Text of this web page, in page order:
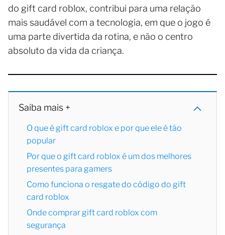
do gift card roblox, contribui para uma relação
mais saudável com a tecnologia, em que o jogo é
uma parte divertida da rotina, e não o centro
absoluto da vida da criança.
Saiba mais +
O que é gift card roblox e por que ele é tão
popular
Por que o gift card roblox é um dos melhores
presentes para gamers
Como funciona o resgate do código do gift
card roblox
Onde comprar gift card roblox com
segurança